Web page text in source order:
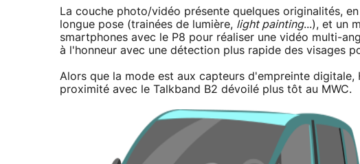
La couche photo/vidéo présente quelques originalités,
longue pose (trainées de lumière, light painting...), et un
smartphones avec le P8 pour réaliser une vidéo multi-
à l'honneur avec une détection plus rapide des visages
Alors que la mode est aux capteurs d'empreinte
proximité avec le Talkband B2 dévoilé plus tôt au MWC.